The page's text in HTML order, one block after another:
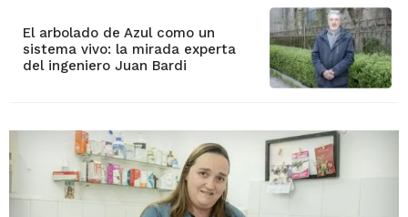
El arbolado de Azul como un
sistema vivo: la mirada experta
del ingeniero Juan Bardi